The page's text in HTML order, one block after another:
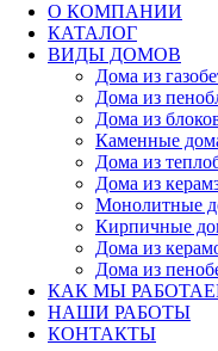
О КОМПАНИИ
КАТАЛОГ
ВИДЫ ДОМОВ
Дома из
Дома из
Дома из
Каменные
Дома из
Дома из
Монолитные
Кирпичные
Дома из
Дома из
КАК МЫ
НАШИ РАБОТЫ
КОНТАКТЫ